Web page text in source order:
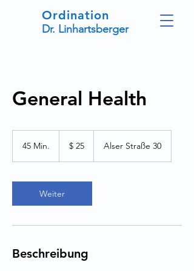
Ordination
Dr. Linhartsberger
General Health
45 Min.
i
n
.
Dollar$ 25 Alser Straße 30
Weiter
Beschreibung